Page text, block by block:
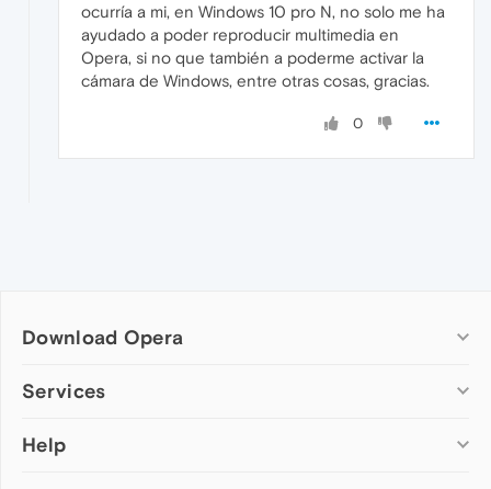
ocurría a mi, en Windows 10 pro N, no solo me ha
ayudado a poder reproducir multimedia en
Opera, si no que también a poderme activar la
cámara de Windows, entre otras cosas, gracias.
0
Download Opera
Computer browsers
Opera for Mac
Services
Add-ons
Help